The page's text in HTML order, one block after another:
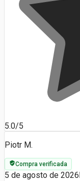
5.0/5
Piotr M.
Compra verificada
5 de agosto de 2026